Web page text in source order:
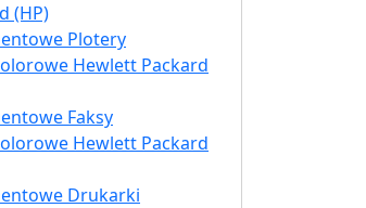
(HP)
Plotery
Hewlett Packard
Faksy
Hewlett Packard
Drukarki